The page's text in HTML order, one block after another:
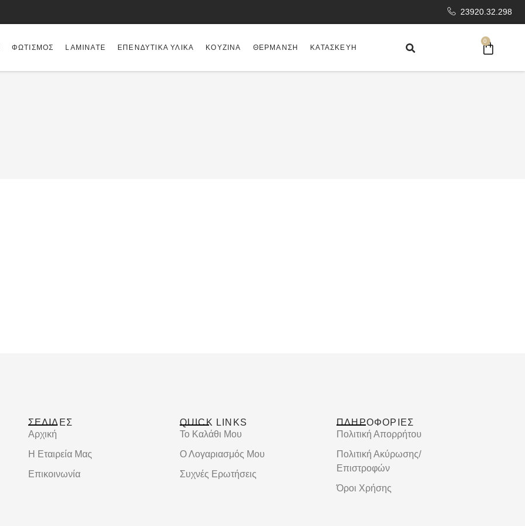
23920.32.298
ΦΩΤΙΣΜΌΣ LAMINATE ΕΠΕΝΔΥΤΙΚΆ ΥΛΙΚΆ ΚΟΥΖΊΝΑ ΘΈΡΜΑΝΣΗ ΚΑΤΑΣΚΕΥΉ
0
ΣΕΛΙΔΕΣ
Αρχική
Η Εταιρεία Μας
Επικοινωνία
QUICK LINKS
Το Καλάθι Μου
Ο Λογαριασμός Μου
Συχνές Ερωτήσεις
ΠΛΗΡΟΦΟΡΙΕΣ
Πολιτική Απορρήτου
Πολιτική Ακύρωσης/
Επιστροφών
Όροι Χρήσης